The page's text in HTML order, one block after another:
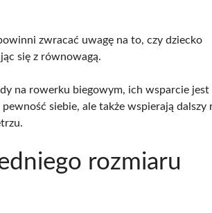
zwracać uwagę na to, czy dziecko
się z równowagą.
na rowerku biegowym, ich wsparcie jest
siebie, ale także wspierają dalszy
rozmiaru